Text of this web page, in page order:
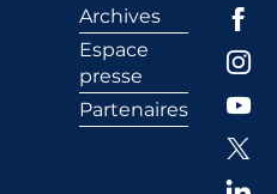
Archives
Espace
presse
Partenaires